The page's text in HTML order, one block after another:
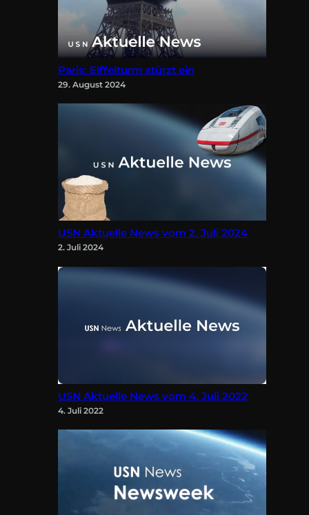
Paris: Eiffelturm stürzt ein
29. August 2024
USN Aktuelle News vom 2. Juli 2024
2. Juli 2024
USN Aktuelle News vom 4. Juli 2022
4. Juli 2022